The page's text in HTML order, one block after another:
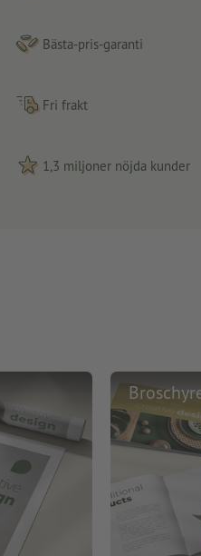
Bästa-pris-garanti
Fri frakt
1,3 miljoner nöjda kunder